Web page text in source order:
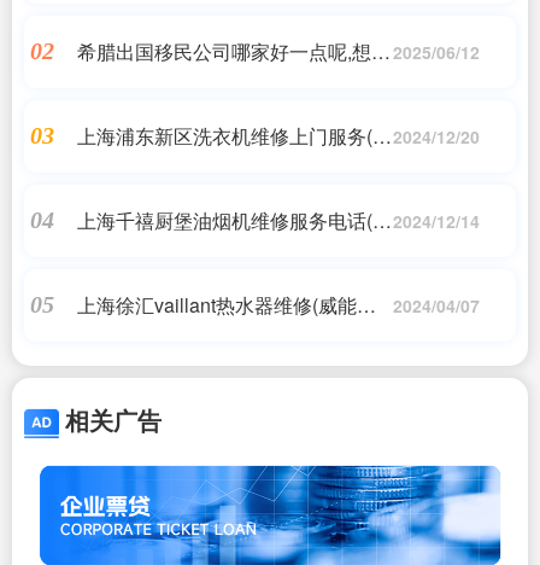
02
希腊出国移民公司哪家好一点呢,想移 2025/06/12
03
上海浦东新区洗衣机维修上门服务(上2024/12/20
04
上海千禧厨堡油烟机维修服务电话(嘉2024/12/14
05
上海徐汇vaillant热水器维修(威能壁
2024/04/07
相关广告